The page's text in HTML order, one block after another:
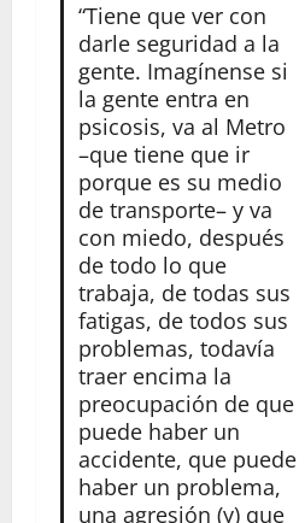
“Tiene que ver con
darle seguridad a la
gente. Imagínense si
la gente entra en
psicosis, va al Metro
–que tiene que ir
porque es su medio
de transporte– y va
con miedo, después
de todo lo que
trabaja, de todas sus
fatigas, de todos sus
problemas, todavía
traer encima la
preocupación de que
puede haber un
accidente, que puede
haber un problema,
una agresión (y) que